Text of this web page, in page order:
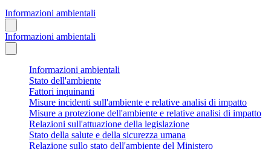
Informazioni ambientali
Informazioni ambientali
Informazioni ambientali
Stato dell'ambiente
Fattori inquinanti
Misure incidenti sull'ambiente e relative analisi di impatto
Misure a protezione dell'ambiente e relative analisi di impatto
Relazioni sull'attuazione della legislazione
Stato della salute e della sicurezza umana
Relazione sullo stato dell'ambiente del Ministero